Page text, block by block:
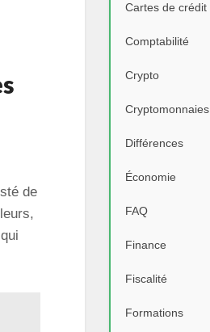
de
Cartes de crédit
Comptabilité
Crypto
Cryptomonnaies
Différences
Économie
FAQ
Finance
Fiscalité
Formations